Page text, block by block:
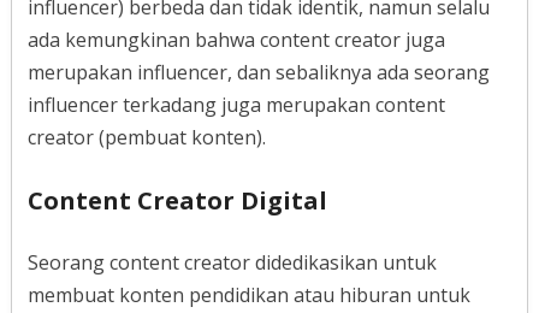
influencer) berbeda dan tidak identik, namun selalu
ada kemungkinan bahwa content creator juga
merupakan influencer, dan sebaliknya ada seorang
influencer terkadang juga merupakan content
creator (pembuat konten).
Content Creator Digital
Seorang content creator didedikasikan untuk
membuat konten pendidikan atau hiburan untuk